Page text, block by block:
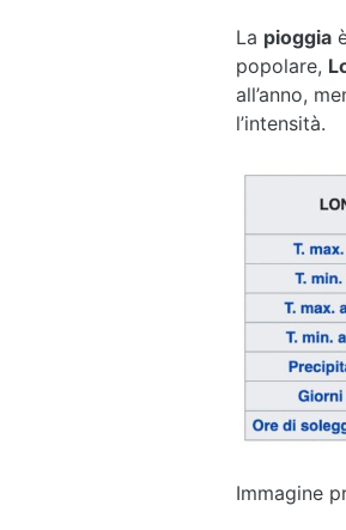
La pioggia
popolare,
all’anno,
l’intensità.
Immagine